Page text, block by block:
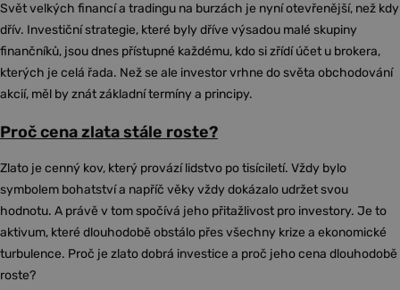
Svět velkých financí a tradingu na burzách je nyní otevřenější, než kdy
dřív. Investiční strategie, které byly dříve výsadou malé skupiny
finančníků, jsou dnes přístupné každému, kdo si zřídí účet u brokera,
kterých je celá řada. Než se ale investor vrhne do světa obchodování
akcií, měl by znát základní termíny a principy.
Proč cena zlata stále roste?
Zlato je cenný kov, který provází lidstvo po tisíciletí. Vždy bylo
symbolem bohatství a napříč věky vždy dokázalo udržet svou
hodnotu. A právě v tom spočívá jeho přitažlivost pro investory. Je to
aktivum, které dlouhodobě obstálo přes všechny krize a ekonomické
turbulence. Proč je zlato dobrá investice a proč jeho cena dlouhodobě
roste?